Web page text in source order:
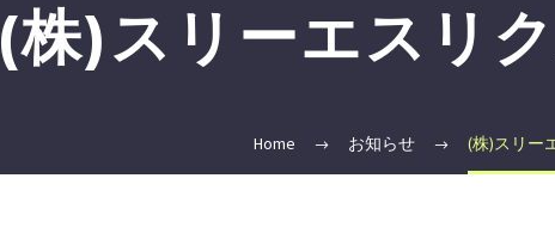
(株)スリーエスリ
Home お知らせ (株)スリー